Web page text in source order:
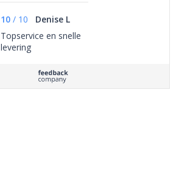
10 / 10
Denise L
Topservice en snelle
levering